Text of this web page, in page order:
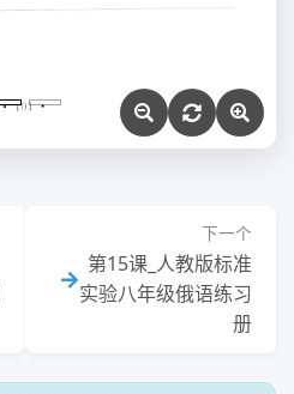
下一个
第15课_人教版标准
实验八年级俄语练习
册